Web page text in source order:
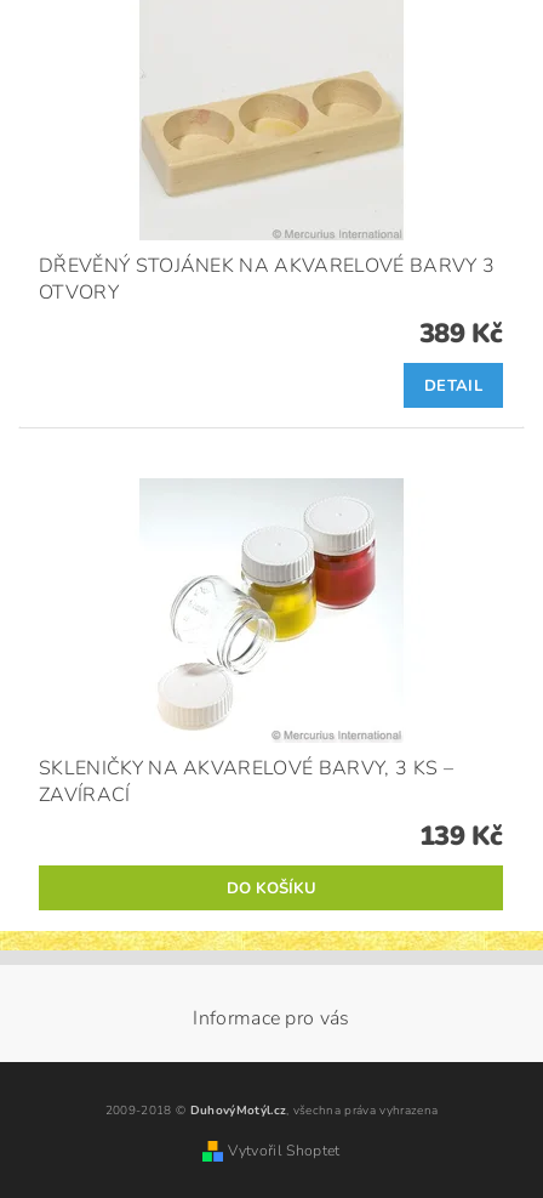
DŘEVĚNÝ STOJÁNEK NA AKVARELOVÉ BARVY 3
OTVORY
389 Kč
DETAIL
SKLENIČKY NA AKVARELOVÉ BARVY, 3 KS –
ZAVÍRACÍ
139 Kč
Informace pro vás
2009-2018 © DuhovýMotýl.cz, všechna práva vyhrazena
Vytvořil Shoptet